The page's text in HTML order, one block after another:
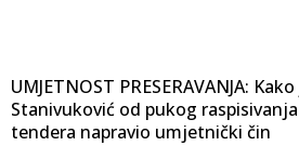
UMJETNOST PRESERAVANJA:
Stanivuković od pukog raspisivanja
tendera napravio umjetnički čin